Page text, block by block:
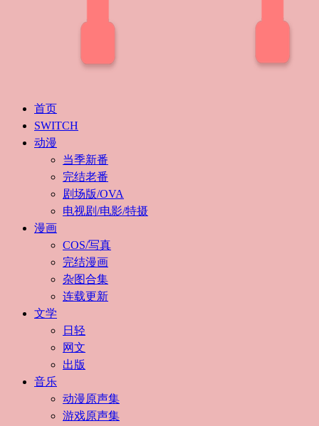
首页
SWITCH
动漫
当季新番
完结老番
剧场版/OVA
电视剧/电影/特摄
漫画
COS/写真
完结漫画
杂图合集
连载更新
文学
日轻
网文
出版
音乐
动漫原声集
游戏原声集